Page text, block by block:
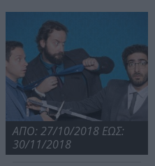
ΑΠΟ: 27/10/2018 ΕΩΣ:
30/11/2018